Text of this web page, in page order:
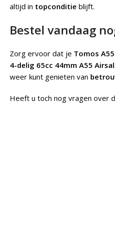
altijd in topconditie blijft.
Bestel vandaag
Zorg ervoor dat je Tomos A55
4-delig 65cc 44mm A55 Airsal
weer kunt genieten van
Heeft u toch nog vragen over